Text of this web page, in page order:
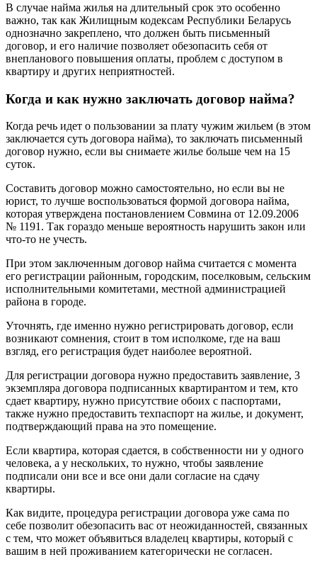
В случае найма жилья на длительный срок это особенно
важно, так как Жилищным кодексам Республики Беларусь
однозначно закреплено, что должен быть письменный
договор, и его наличие позволяет обезопасить себя от
внепланового повышения оплаты, проблем с доступом в
квартиру и других неприятностей.
Когда и как нужно заключать договор найма?
Когда речь идет о пользовании за плату чужим жильем (в этом
заключается суть договора найма), то заключать письменный
договор нужно, если вы снимаете жилье больше чем на 15
суток.
Составить договор можно самостоятельно, но если вы не
юрист, то лучше воспользоваться формой договора найма,
которая утверждена постановлением Совмина от 12.09.2006
№ 1191. Так гораздо меньше вероятность нарушить закон или
что-то не учесть.
При этом заключенным договор найма считается с момента
его регистрации районным, городским, поселковым, сельским
исполнительными комитетами, местной администрацией
района в городе.
Уточнять, где именно нужно регистрировать договор, если
возникают сомнения, стоит в том исполкоме, где на ваш
взгляд, его регистрация будет наиболее вероятной.
Для регистрации договора нужно предоставить заявление, 3
экземпляра договора подписанных квартирантом и тем, кто
сдает квартиру, нужно присутствие обоих с паспортами,
также нужно предоставить техпаспорт на жилье, и документ,
подтверждающий права на это помещение.
Если квартира, которая сдается, в собственности ни у одного
человека, а у нескольких, то нужно, чтобы заявление
подписали они все и все они дали согласие на сдачу
квартиры.
Как видите, процедура регистрации договора уже сама по
себе позволит обезопасить вас от неожиданностей, связанных
с тем, что может объявиться владелец квартиры, который с
вашим в ней проживанием категорически не согласен.